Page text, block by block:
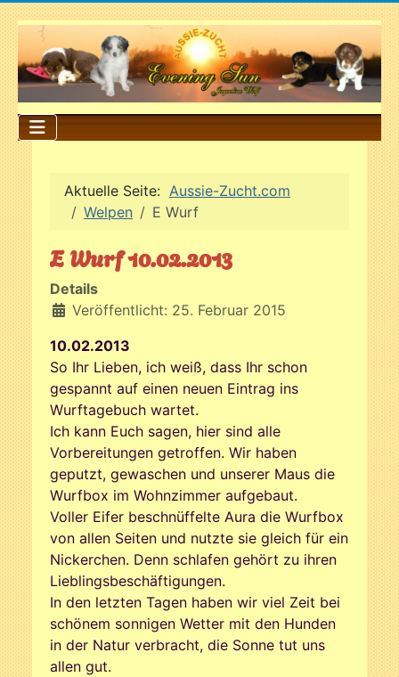
Aktuelle Seite: Aussie-Zucht.com
Welpen
E Wurf
E Wurf 10.02.2013
Details
Veröffentlicht: 25. Februar 2015
10.02.2013
So Ihr Lieben, ich weiß, dass Ihr schon
gespannt auf einen neuen Eintrag ins
Wurftagebuch wartet.
Ich kann Euch sagen, hier sind alle
Vorbereitungen getroffen. Wir haben
geputzt, gewaschen und unserer Maus die
Wurfbox im Wohnzimmer aufgebaut.
Voller Eifer beschnüffelte Aura die Wurfbox
von allen Seiten und nutzte sie gleich für ein
Nickerchen. Denn schlafen gehört zu ihren
Lieblingsbeschäftigungen.
In den letzten Tagen haben wir viel Zeit bei
schönem sonnigen Wetter mit den Hunden
in der Natur verbracht, die Sonne tut uns
allen gut.